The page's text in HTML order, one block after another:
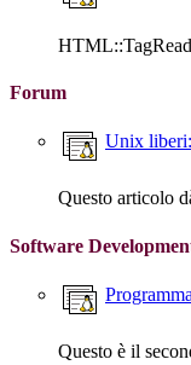
Forum
Unix
Questo articolo
Software
Questo è il